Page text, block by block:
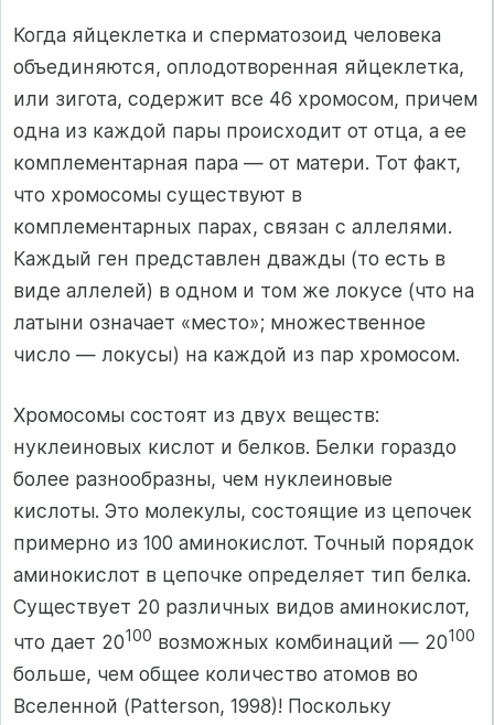
Когда яйцеклетка и сперматозоид человека
объединяются, оплодотворенная яйцеклетка,
или зигота, содержит все 46 хромосом, причем
одна из каждой пары происходит от отца, а ее
комплементарная пара — от матери. Тот факт,
что хромосомы существуют в
комплементарных парах, связан с аллелями.
Каждый ген представлен дважды (то есть в
виде аллелей) в одном и том же локусе (что на
латыни означает «место»; множественное
число — локусы) на каждой из пар хромосом.
Хромосомы состоят из двух веществ:
нуклеиновых кислот и белков. Белки гораздо
более разнообразны, чем нуклеиновые
кислоты. Это молекулы, состоящие из цепочек
примерно из 100 аминокислот. Точный порядок
аминокислот в цепочке определяет тип белка.
Существует 20 различных видов аминокислот,
что дает 20100 возможных комбинаций — 20100
больше, чем общее количество атомов во
Вселенной (Patterson, 1998)! Поскольку